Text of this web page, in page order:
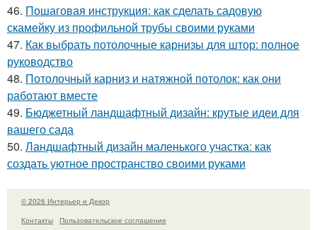
46. Пошаговая инструкция: как сделать садовую
скамейку из профильной трубы своими руками
47. Как выбрать потолочные карнизы для штор: полное
руководство
48. Потолочный карниз и натяжной потолок: как они
работают вместе
49. Бюджетный ландшафтный дизайн: крутые идеи для
вашего сада
50. Ландшафтный дизайн маленького участка: как
создать уютное пространство своими руками
© 2026 Интерьер и Декор
Контакты
Пользовательское соглашение